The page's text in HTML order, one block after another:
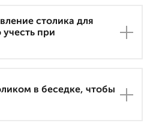
столика для
при
в беседке, чтобы